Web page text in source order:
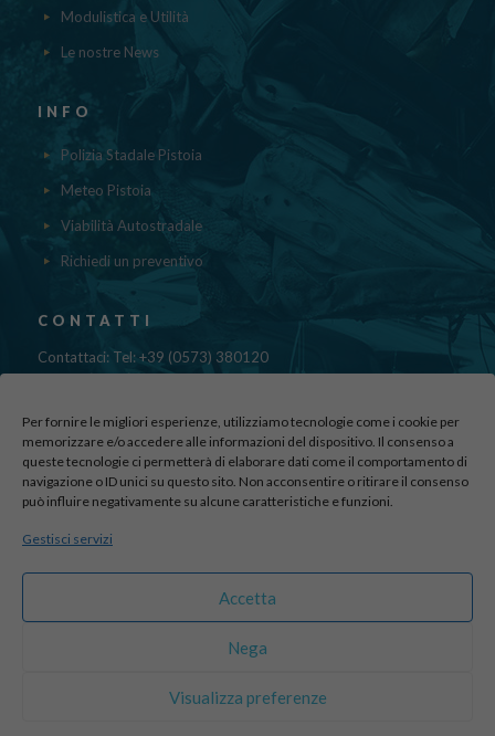
Per fornire le migliori esperienze, utilizziamo tecnologie come i cookie per
memorizzare e/o accedere alle informazioni del dispositivo. Il consenso a
queste tecnologie ci permetterà di elaborare dati come il comportamento di
navigazione o ID unici su questo sito. Non acconsentire o ritirare il consenso
può influire negativamente su alcune caratteristiche e funzioni.
Gestisci servizi
Accetta
Nega
Visualizza preferenze
Modulistica e Utilità
Le nostre News
INFO
Polizia Stadale Pistoia
Meteo Pistoia
Viabilità Autostradale
Richiedi un preventivo
CONTATTI
Contattaci: Tel: +39 (0573) 380120
Fax: 39 (0573) 985420
Via di Canapale, 10
51100 PISTOIA
Find us here:
sito realizzato da
Reserved | Credits